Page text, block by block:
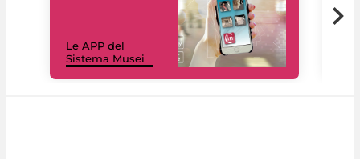
Le APP del
Sistema Musei